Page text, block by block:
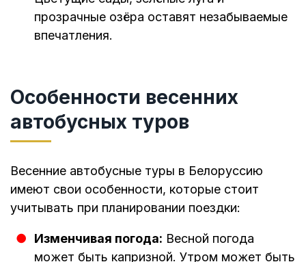
прозрачные озёра оставят незабываемые
впечатления.
Особенности весенних
автобусных туров
Весенние автобусные туры в Белоруссию
имеют свои особенности, которые стоит
учитывать при планировании поездки:
Изменчивая погода: Весной погода
может быть капризной. Утром может быть